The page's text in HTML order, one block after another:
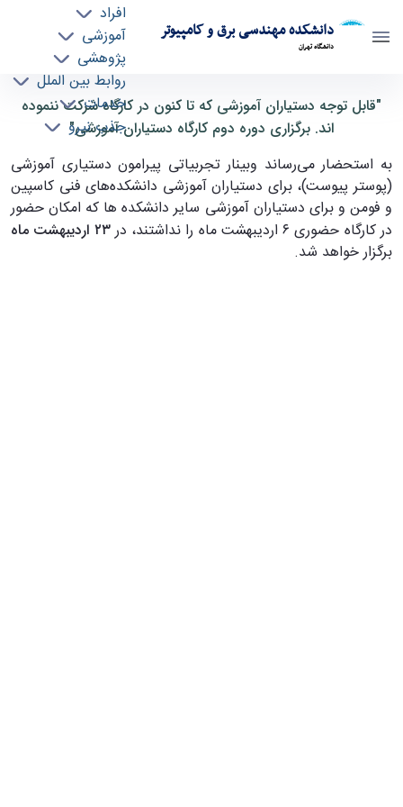
دانشکده مهندسی برق و کامپیوتر
دانشگاه تهران
افراد
آموزشی
پژوهشی
روابط بین الملل
خدمات
جذب نیرو
برگزاری دوره دوم کارگاه دستیاران آموزشی - ece-
دانشکده مهندسی برق و کامپیوتر
"قابل توجه دستیاران آموزشی که تا کنون در کارگاه شرکت ننموده
اند. برگزاری دوره دوم کارگاه دستیاران آموزشی"
به استحضار می‌رساند وبینار تجربیاتی پیرامون دستیاری آموزشی
(پوستر پیوست)، برای دستیاران آموزشی دانشکده‌های فنی کاسپین
و فومن و برای دستیاران آموزشی سایر دانشکده ها که امکان حضور
در کارگاه حضوری ۶اردیبهشت ماه را نداشتند، در۲۳ اردیبهشت ماه
برگزار خواهد شد.